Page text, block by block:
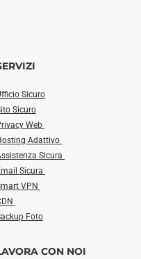
Sicuro
Sicuro
Web
Adattivo
Sicura
Sicura
VPN
Foto
CON NOI